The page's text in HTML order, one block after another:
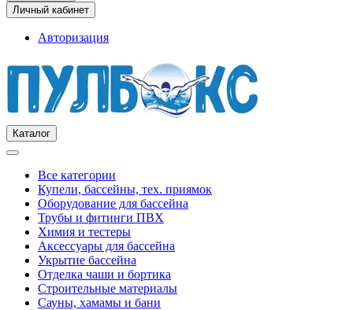
Личный кабинет
Авторизация
Каталог
Все категории
Купели, бассейны, тех. приямок
Оборудование для бассейна
Трубы и фитинги ПВХ
Химия и тестеры
Аксессуары для бассейна
Укрытие бассейна
Отделка чаши и бортика
Строительные материалы
Сауны, хамамы и бани